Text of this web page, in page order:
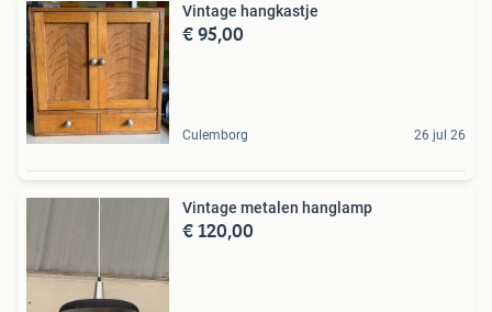
Vintage hangkastje
€ 95,00
Culemborg 26 jul 26
Vintage metalen hanglamp
€ 120,00